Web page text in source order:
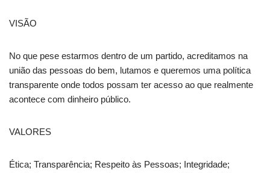
VISÃO
No que pese estarmos dentro de um partido, acreditamos na
união das pessoas do bem, lutamos e queremos uma política
transparente onde todos possam ter acesso ao que realmente
acontece com dinheiro público.
VALORES
Ética; Transparência; Respeito às Pessoas; Integridade;